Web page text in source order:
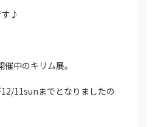
す♪
中のキリム展。
11sunまでとなりましたの